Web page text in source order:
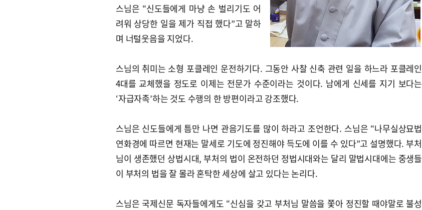
스님은 “신도들에게 마냥 손 벌리기도 어
려워 상당한 일을 제가 직접 했다”고 말하
며 너털웃음을 지었다.
스님의 취미는 소형 포클레인 운전하기다. 그동안 사찰 신축 관련 일을 하느라 포클레인
4대를 교체했을 정도로 이제는 전문가 수준이라는 것이다. 남에게 신세를 지기 보다는
‘자급자족’하는 것도 수행의 한 방편이라고 강조했다.
스님은 신도들에게 틈만 나면 관음기도를 많이 하라고 조언한다. 스님은 “나무실상묘법
연화경에 따르면 현재는 말세로 기도에 정진해야 득도에 이를 수 있다”고 설명했다. 부처
님이 생존했던 상법시대, 부처의 법이 온전하던 정법시대와는 달리 말법시대에는 중생들
이 부처의 법을 잘 몰라 혼탁한 세상에 살고 있다는 논리다.
스님은 국제신문 독자들에게도 “신심을 갖고 부처님 말씀을 쫓아 정진할 때야말로 불성